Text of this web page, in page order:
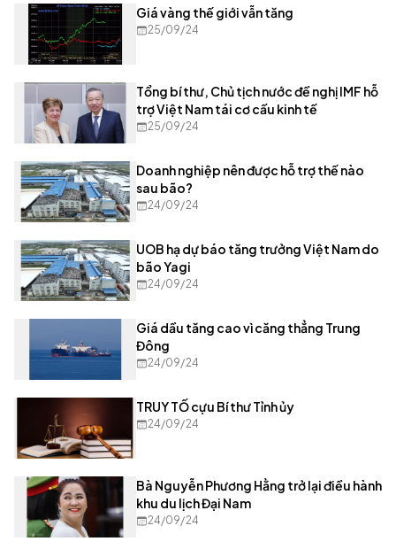
Giá vàng thế giới vẫn tăng
25/09/24
Tổng bí thư, Chủ tịch nước đề nghị IMF hỗ
trợ Việt Nam tái cơ cấu kinh tế
25/09/24
Doanh nghiệp nên được hỗ trợ thế nào
sau bão?
24/09/24
UOB hạ dự báo tăng trưởng Việt Nam do
bão Yagi
24/09/24
Giá dầu tăng cao vì căng thẳng Trung
Đông
24/09/24
TRUY TỐ cựu Bí thư Tỉnh ủy
24/09/24
Bà Nguyễn Phương Hằng trở lại điều hành
khu du lịch Đại Nam
24/09/24